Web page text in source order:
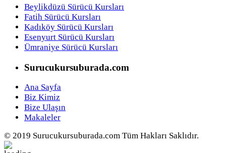
Beylikdüzü Sürücü Kursları
Fatih Sürücü Kursları
Kadıköy Sürücü Kursları
Esenyurt Sürücü Kursları
Ümraniye Sürücü Kursları
Surucukursuburada.com
Ana Sayfa
Biz Kimiz
Bize Ulaşın
Makaleler
© 2019 Surucukursuburada.com Tüm Hakları Saklıdır.